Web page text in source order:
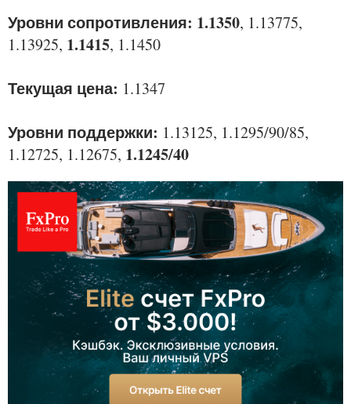
Уровни сопротивления: 1.1350, 1.13775,
1.13925, 1.1415, 1.1450
Текущая цена: 1.1347
Уровни поддержки: 1.13125, 1.1295/90/85,
1.12725, 1.12675, 1.1245/40